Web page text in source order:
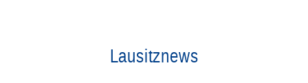
Lausitznews